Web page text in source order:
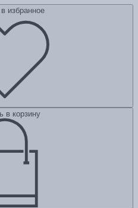
избранное
в корзину